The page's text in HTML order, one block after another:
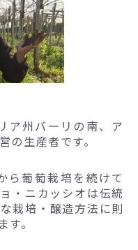
ア州バーリの南、ア
の生産者です。
ら葡萄栽培を続けて
・ニカッシオは伝統
栽培・醸造方法に則
。